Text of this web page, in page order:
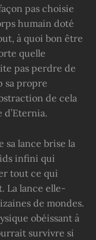
pas choisie
humain doté
à quoi bon être
quelle
pas perdre de
sa propre
de cela
d’Eternia.
sa lance brise la
infini qui
tout ce qui
La lance elle-
de mondes.
obéissant à
survivre si